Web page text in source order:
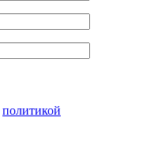
политикой